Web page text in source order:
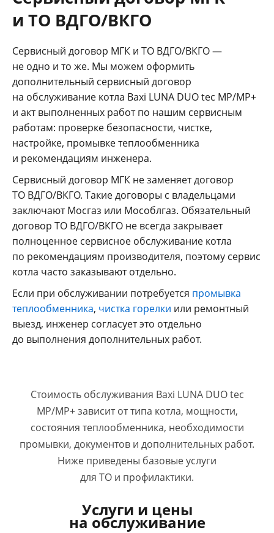
и ТО ВДГО/ВКГО
Сервисный договор МГК и ТО ВДГО/ВКГО —
не одно и то же. Мы можем оформить
дополнительный сервисный договор
на обслуживание котла Baxi LUNA DUO tec MP/MP+
и акт выполненных работ по нашим сервисным
работам: проверке безопасности, чистке,
настройке, промывке теплообменника
и рекомендациям инженера.
Сервисный договор МГК не заменяет договор
ТО ВДГО/ВКГО. Такие договоры с владельцами
заключают Мосгаз или Мособлгаз. Обязательный
договор ТО ВДГО/ВКГО не всегда закрывает
полноценное сервисное обслуживание котла
по рекомендациям производителя, поэтому сервис
котла часто заказывают отдельно.
Если при обслуживании потребуется промывка
теплообменника, чистка горелки или ремонтный
выезд, инженер согласует это отдельно
до выполнения дополнительных работ.
Стоимость обслуживания Baxi LUNA DUO tec
MP/MP+ зависит от типа котла, мощности,
состояния теплообменника, необходимости
промывки, документов и дополнительных работ.
Ниже приведены базовые услуги
для ТО и профилактики.
Услуги и цены
на обслуживание